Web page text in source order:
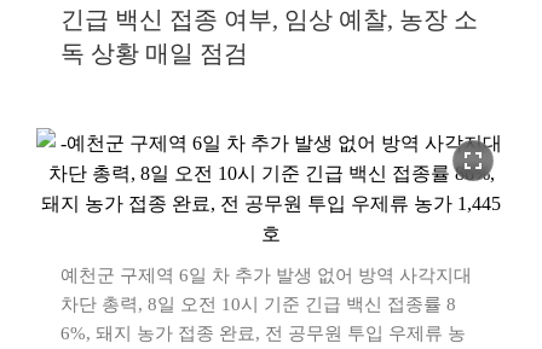
긴급 백신 접종 여부, 임상 예찰, 농장 소
독 상황 매일 점검
fullscreen
예천군 구제역 6일 차 추가 발생 없어 방역 사각지대
차단 총력, 8일 오전 10시 기준 긴급 백신 접종률 8
6%, 돼지 농가 접종 완료, 전 공무원 투입 우제류 농